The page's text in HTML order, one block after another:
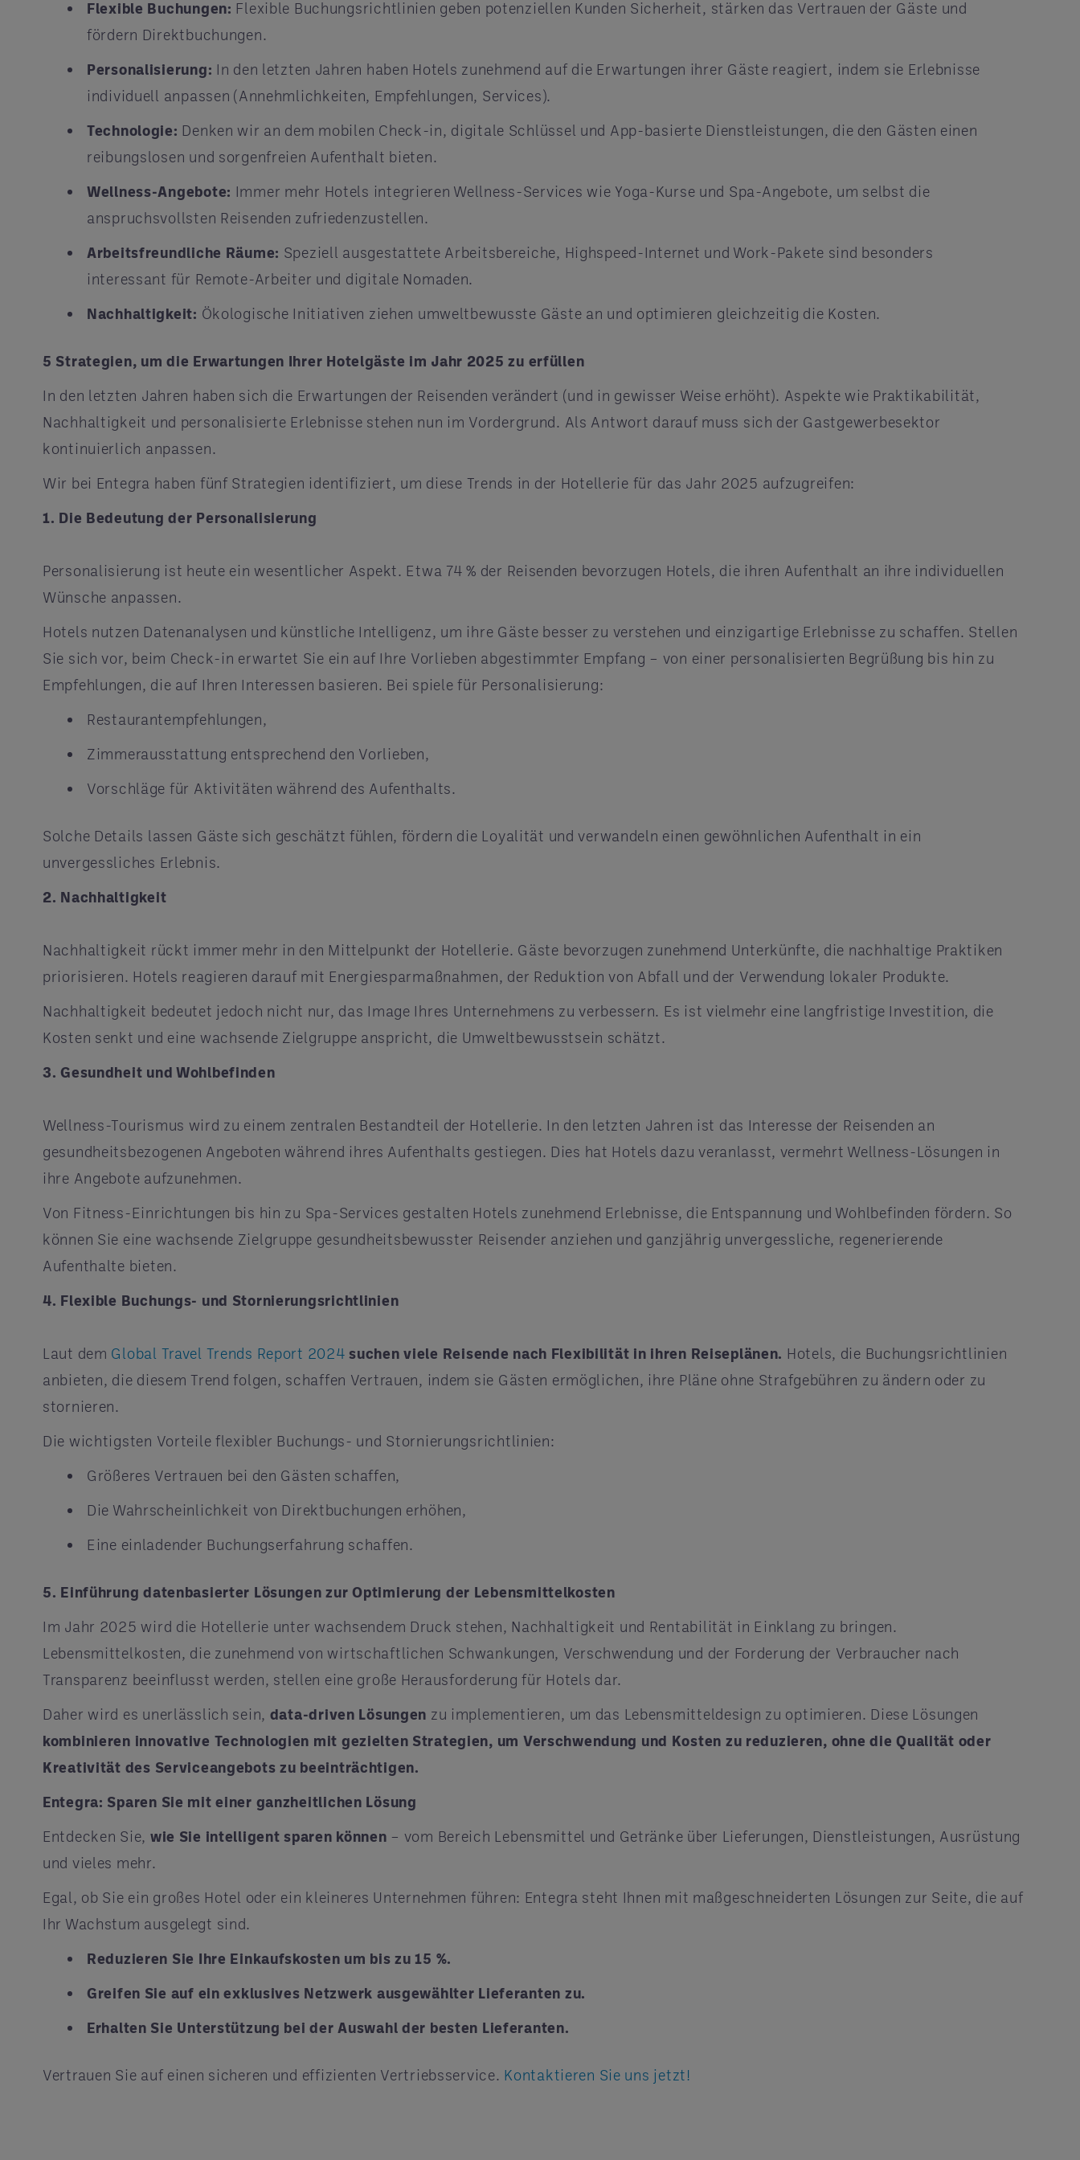
Flexible Buchungen: Flexible Buchungsrichtlinien geben potenziellen Kunden Sicherheit, stärken das Vertrauen der Gäste und
fördern Direktbuchungen.
Personalisierung: In den letzten Jahren haben Hotels zunehmend auf die Erwartungen ihrer Gäste reagiert, indem sie Erlebnisse
individuell anpassen (Annehmlichkeiten, Empfehlungen, Services).
Technologie: Denken wir an dem mobilen Check-in, digitale Schlüssel und App-basierte Dienstleistungen, die den Gästen einen
reibungslosen und sorgenfreien Aufenthalt bieten.
Wellness-Angebote: Immer mehr Hotels integrieren Wellness-Services wie Yoga-Kurse und Spa-Angebote, um selbst die
anspruchsvollsten Reisenden zufriedenzustellen.
Arbeitsfreundliche Räume: Speziell ausgestattete Arbeitsbereiche, Highspeed-Internet und Work-Pakete sind besonders
interessant für Remote-Arbeiter und digitale Nomaden.
Nachhaltigkeit: Ökologische Initiativen ziehen umweltbewusste Gäste an und optimieren gleichzeitig die Kosten.
5 Strategien, um die Erwartungen Ihrer Hotelgäste im Jahr 2025 zu erfüllen
In den letzten Jahren haben sich die Erwartungen der Reisenden verändert (und in gewisser Weise erhöht). Aspekte wie Praktikabilität,
Nachhaltigkeit und personalisierte Erlebnisse stehen nun im Vordergrund. Als Antwort darauf muss sich der Gastgewerbesektor
kontinuierlich anpassen.
Wir bei Entegra haben fünf Strategien identifiziert, um diese Trends in der Hotellerie für das Jahr 2025 aufzugreifen:
1. Die Bedeutung der Personalisierung
Personalisierung ist heute ein wesentlicher Aspekt. Etwa 74 % der Reisenden bevorzugen Hotels, die ihren Aufenthalt an ihre individuellen
Wünsche anpassen.
Hotels nutzen Datenanalysen und künstliche Intelligenz, um ihre Gäste besser zu verstehen und einzigartige Erlebnisse zu schaffen. Stellen
Sie sich vor, beim Check-in erwartet Sie ein auf Ihre Vorlieben abgestimmter Empfang – von einer personalisierten Begrüßung bis hin zu
Empfehlungen, die auf Ihren Interessen basieren. Bei spiele für Personalisierung:
Restaurantempfehlungen,
Zimmerausstattung entsprechend den Vorlieben,
Vorschläge für Aktivitäten während des Aufenthalts.
Solche Details lassen Gäste sich geschätzt fühlen, fördern die Loyalität und verwandeln einen gewöhnlichen Aufenthalt in ein
unvergessliches Erlebnis.
2. Nachhaltigkeit
Nachhaltigkeit rückt immer mehr in den Mittelpunkt der Hotellerie. Gäste bevorzugen zunehmend Unterkünfte, die nachhaltige Praktiken
priorisieren. Hotels reagieren darauf mit Energiesparmaßnahmen, der Reduktion von Abfall und der Verwendung lokaler Produkte.
Nachhaltigkeit bedeutet jedoch nicht nur, das Image Ihres Unternehmens zu verbessern. Es ist vielmehr eine langfristige Investition, die
Kosten senkt und eine wachsende Zielgruppe anspricht, die Umweltbewusstsein schätzt.
3. Gesundheit und Wohlbefinden
Wellness-Tourismus wird zu einem zentralen Bestandteil der Hotellerie. In den letzten Jahren ist das Interesse der Reisenden an
gesundheitsbezogenen Angeboten während ihres Aufenthalts gestiegen. Dies hat Hotels dazu veranlasst, vermehrt Wellness-Lösungen in
ihre Angebote aufzunehmen.
Von Fitness-Einrichtungen bis hin zu Spa-Services gestalten Hotels zunehmend Erlebnisse, die Entspannung und Wohlbefinden fördern. So
können Sie eine wachsende Zielgruppe gesundheitsbewusster Reisender anziehen und ganzjährig unvergessliche, regenerierende
Aufenthalte bieten.
4. Flexible Buchungs- und Stornierungsrichtlinien
Laut dem Global Travel Trends Report 2024 suchen viele Reisende nach Flexibilität in ihren Reiseplänen. Hotels, die Buchungsrichtlinien
anbieten, die diesem Trend folgen, schaffen Vertrauen, indem sie Gästen ermöglichen, ihre Pläne ohne Strafgebühren zu ändern oder zu
stornieren.
Die wichtigsten Vorteile flexibler Buchungs- und Stornierungsrichtlinien:
Größeres Vertrauen bei den Gästen schaffen,
Die Wahrscheinlichkeit von Direktbuchungen erhöhen,
Eine einladender Buchungserfahrung schaffen.
5. Einführung datenbasierter Lösungen zur Optimierung der Lebensmittelkosten
Im Jahr 2025 wird die Hotellerie unter wachsendem Druck stehen, Nachhaltigkeit und Rentabilität in Einklang zu bringen.
Lebensmittelkosten, die zunehmend von wirtschaftlichen Schwankungen, Verschwendung und der Forderung der Verbraucher nach
Transparenz beeinflusst werden, stellen eine große Herausforderung für Hotels dar.
Daher wird es unerlässlich sein, data-driven Lösungen zu implementieren, um das Lebensmitteldesign zu optimieren. Diese Lösungen
kombinieren innovative Technologien mit gezielten Strategien, um Verschwendung und Kosten zu reduzieren, ohne die Qualität oder
Kreativität des Serviceangebots zu beeinträchtigen.
Entegra: Sparen Sie mit einer ganzheitlichen Lösung
Entdecken Sie, wie Sie intelligent sparen können – vom Bereich Lebensmittel und Getränke über Lieferungen, Dienstleistungen, Ausrüstung
und vieles mehr.
Egal, ob Sie ein großes Hotel oder ein kleineres Unternehmen führen: Entegra steht Ihnen mit maßgeschneiderten Lösungen zur Seite, die auf
Ihr Wachstum ausgelegt sind.
Reduzieren Sie Ihre Einkaufskosten um bis zu 15 %.
Greifen Sie auf ein exklusives Netzwerk ausgewählter Lieferanten zu.
Erhalten Sie Unterstützung bei der Auswahl der besten Lieferanten.
Vertrauen Sie auf einen sicheren und effizienten Vertriebsservice. Kontaktieren Sie uns jetzt!